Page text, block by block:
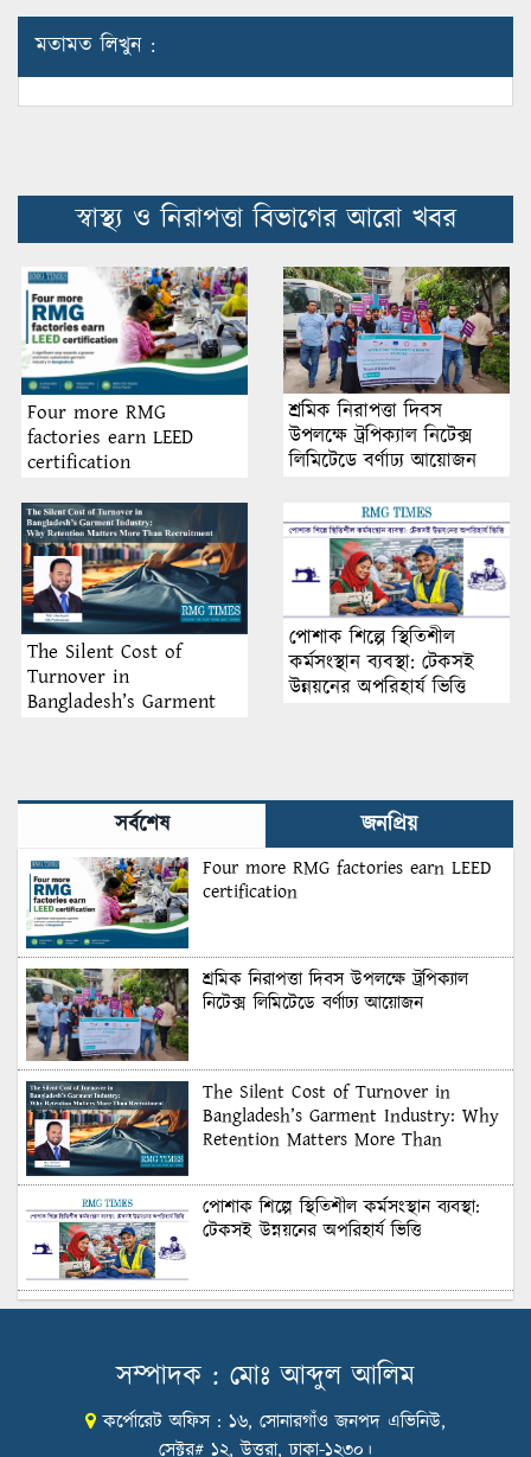
মতামত লিখুন :
স্বাস্থ্য ও নিরাপত্তা বিভাগের আরো খবর
Four more RMG
factories earn LEED
certification
শ্রমিক নিরাপত্তা দিবস
উপলক্ষে ট্রপিক্যাল নিটেক্স
লিমিটেডে বর্ণাঢ্য আয়োজন
The Silent Cost of
Turnover in
Bangladesh’s Garment
পোশাক শিল্পে স্থিতিশীল
কর্মসংস্থান ব্যবস্থা: টেকসই
উন্নয়নের অপরিহার্য ভিত্তি
সর্বশেষ জনপ্রিয়
Four more RMG factories earn LEED
certification
শ্রমিক নিরাপত্তা দিবস উপলক্ষে ট্রপিক্যাল
নিটেক্স লিমিটেডে বর্ণাঢ্য আয়োজন
The Silent Cost of Turnover in
Bangladesh’s Garment Industry: Why
Retention Matters More Than
পোশাক শিল্পে স্থিতিশীল কর্মসংস্থান ব্যবস্থা:
টেকসই উন্নয়নের অপরিহার্য ভিত্তি
শুল্কের দেয়াল ভাঙার সুযোগ: মার্কিন বাজারে
Honoring Excellence: Texstream
Fashion Ltd. Rewards Best Workers–
সম্পাদক : মোঃ আব্দুল আলিম
কর্পোরেট অফিস : ১৬, সোনারগাঁও জনপদ এভিনিউ,
সেক্টর# ১২, উত্তরা, ঢাকা-১২৩০।